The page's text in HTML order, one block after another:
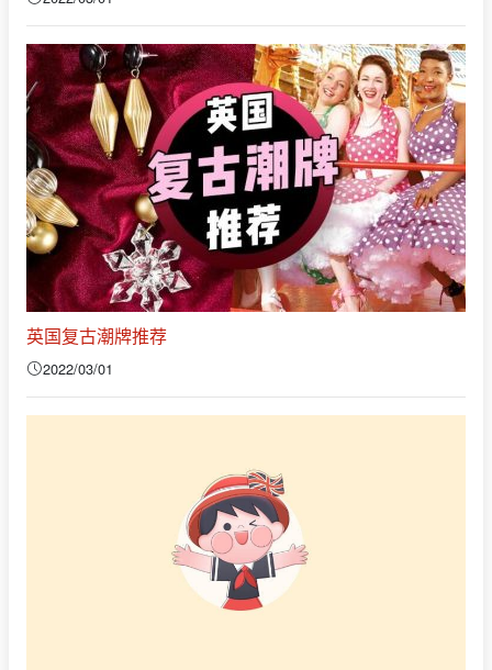
英国复古潮牌推荐
2022/03/01